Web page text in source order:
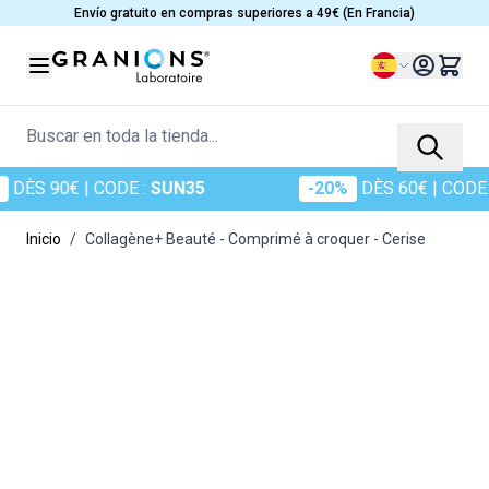
Ir al contenidoEnvío gratuito en compras superiores a 49€ (En Francia)
Lenguaje
Buscar en toda la tienda...
90€| CODE :SUN35 DÈS 60€| CODE :
Inicio / Collagène+ Beauté - Comprimé à croquer - Cerise